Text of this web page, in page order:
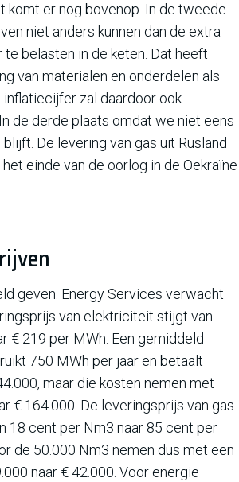
komt er nog bovenop. In de tweede
niet anders kunnen dan de extra
belasten in de keten. Dat heeft
van materialen en onderdelen als
inflatiecijfer zal daardoor ook
de derde plaats omdat we niet eens
De levering van gas uit Rusland
einde van de oorlog in de Oekraïne
geven. Energy Services verwacht
van elektriciteit stijgt van
€ 219 per MWh. Een gemiddeld
750 MWh per jaar en betaalt
maar die kosten nemen met
€ 164.000. De leveringsprijs van gas
18 cent per Nm3 naar 85 cent per
de 50.000 Nm3 nemen dus met een
naar € 42.000. Voor energie